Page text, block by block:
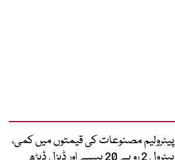
پیٹرولیم مصنوعات کی قیمتوں میں کمی،